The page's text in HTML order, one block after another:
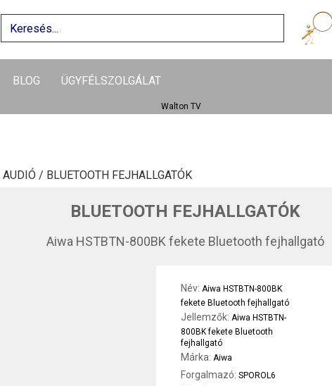
BLOG ÜGYFÉLSZOLGÁLAT
AUDIÓ / BLUETOOTH FEJHALLGATÓK
BLUETOOTH FEJHALLGATÓK
Aiwa HSTBTN-800BK fekete Bluetooth fejhallgató
Név: Aiwa HSTBTN-800BK
fekete Bluetooth fejhallgató
Jellemzők: Aiwa HSTBTN-
800BK fekete Bluetooth
fejhallgató
Márka: Aiwa
Forgalmazó: SPOROL6